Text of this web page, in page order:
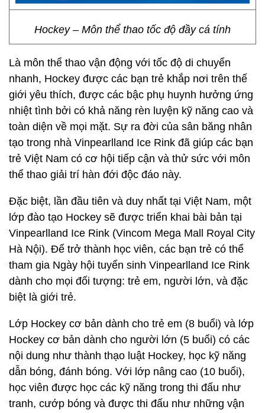
Hockey – Môn thể thao tốc độ đầy cá tính
Là môn thể thao vận động với tốc độ di chuyển
nhanh, Hockey được các bạn trẻ khắp nơi trên thế
giới yêu thích, được các bậc phụ huynh hưởng ứng
nhiệt tình bởi có khả năng rèn luyện kỹ năng cao và
toàn diện về mọi mặt. Sự ra đời của sân băng nhân
tạo trong nhà Vinpearlland Ice Rink đã giúp các bạn
trẻ Việt Nam có cơ hội tiếp cận và thử sức với môn
thể thao giải trí hàn đới độc đáo này.
Đặc biệt, lần đầu tiên và duy nhất tại Việt Nam, một
lớp đào tạo Hockey sẽ được triển khai bài bản tại
Vinpearlland Ice Rink (Vincom Mega Mall Royal City
Hà Nội). Để trở thành học viên, các bạn trẻ có thể
tham gia Ngày hội tuyển sinh Vinpearlland Ice Rink
dành cho mọi đối tượng: trẻ em, người lớn, và đặc
biệt là giới trẻ.
Lớp Hockey cơ bản dành cho trẻ em (8 buổi) và lớp
Hockey cơ bản dành cho người lớn (5 buổi) có các
nội dung như thành thạo luật Hockey, học kỹ năng
dẫn bóng, đánh bóng. Với lớp nâng cao (10 buổi),
học viên được học các kỹ năng trong thi đấu như
tranh, cướp bóng và được thi đấu như những vận